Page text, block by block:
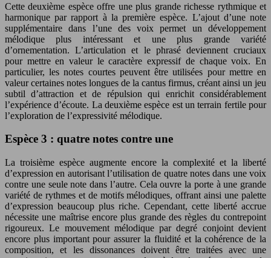
Cette deuxième espèce offre une plus grande richesse rythmique et
harmonique par rapport à la première espèce. L’ajout d’une note
supplémentaire dans l’une des voix permet un développement
mélodique plus intéressant et une plus grande variété
d’ornementation. L’articulation et le phrasé deviennent cruciaux
pour mettre en valeur le caractère expressif de chaque voix. En
particulier, les notes courtes peuvent être utilisées pour mettre en
valeur certaines notes longues de la cantus firmus, créant ainsi un jeu
subtil d’attraction et de répulsion qui enrichit considérablement
l’expérience d’écoute. La deuxième espèce est un terrain fertile pour
l’exploration de l’expressivité mélodique.
Espèce 3 : quatre notes contre une
La troisième espèce augmente encore la complexité et la liberté
d’expression en autorisant l’utilisation de quatre notes dans une voix
contre une seule note dans l’autre. Cela ouvre la porte à une grande
variété de rythmes et de motifs mélodiques, offrant ainsi une palette
d’expression beaucoup plus riche. Cependant, cette liberté accrue
nécessite une maîtrise encore plus grande des règles du contrepoint
rigoureux. Le mouvement mélodique par degré conjoint devient
encore plus important pour assurer la fluidité et la cohérence de la
composition, et les dissonances doivent être traitées avec une